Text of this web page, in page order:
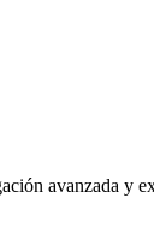
avanzada y